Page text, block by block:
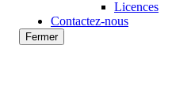
Licences
Contactez-nous
Fermer